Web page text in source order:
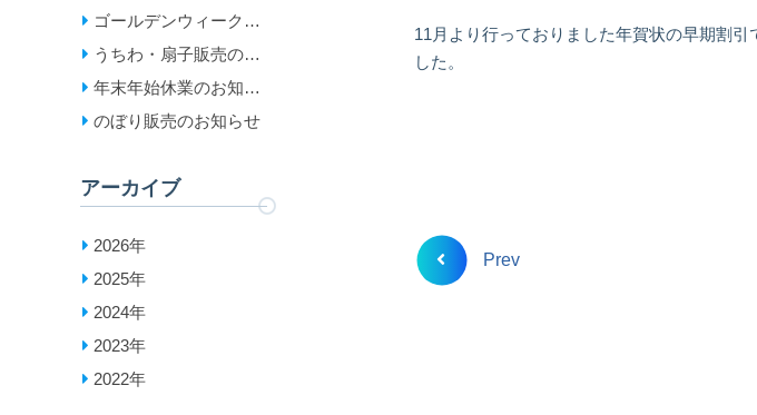
11月より行っておりました年賀状の早期割
した。
Prev
［2026］
ゴールデンウィーク休
業日のお知らせ
［2026］
うちわ・扇子販売のお
知らせ
年末年始休業のお知ら
せ［2025-2026］
のぼり販売のお知らせ
アーカイブ
2026年
2025年
2024年
2023年
2022年